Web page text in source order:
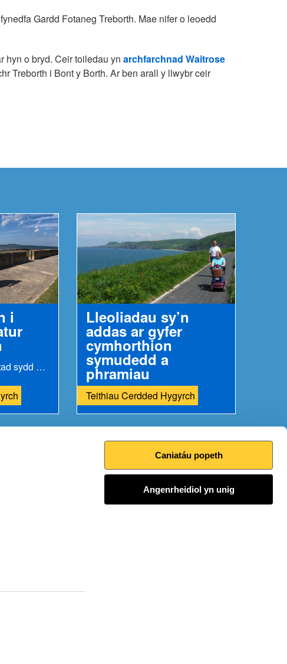
Caniatáu popeth
Angenrheidiol yn unig
Gardd Fotaneg Treborth. Mae nifer o leoedd
hyn o bryd. Ceir toiledau yn archfarchnad Waitrose
Treborth i Bont y Borth. Ar ben arall y llwybr ceir
i
Llwybr cerdded gwastad sydd wedi’i darmacio yn...
Lleoliadau sy’n
addas ar gyfer
cymhorthion
symudedd a
phramiau
Teithiau Cerdded Hygyrch
Argraffu’r dudalen hon
I fyny